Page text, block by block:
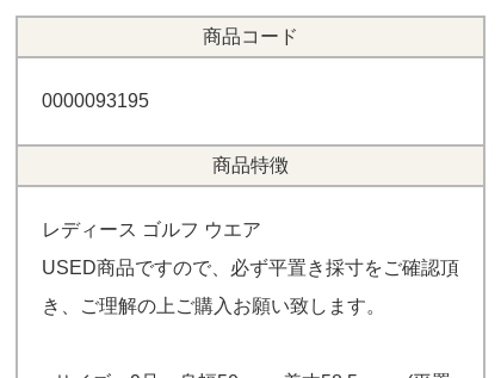
商品コード
0000093195
商品特徴
レディース ゴルフ ウエア
USED商品ですので、必ず平置き採寸をご確認頂
き、ご理解の上ご購入お願い致します。